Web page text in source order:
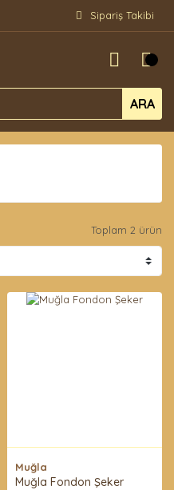
Sipariş Takibi
ARA
Toplam 2 ürün
Muğla
Muğla Fondon Şeker